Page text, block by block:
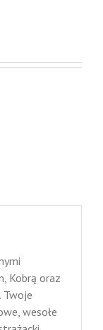
Kobrą oraz
Twoje
wesołe